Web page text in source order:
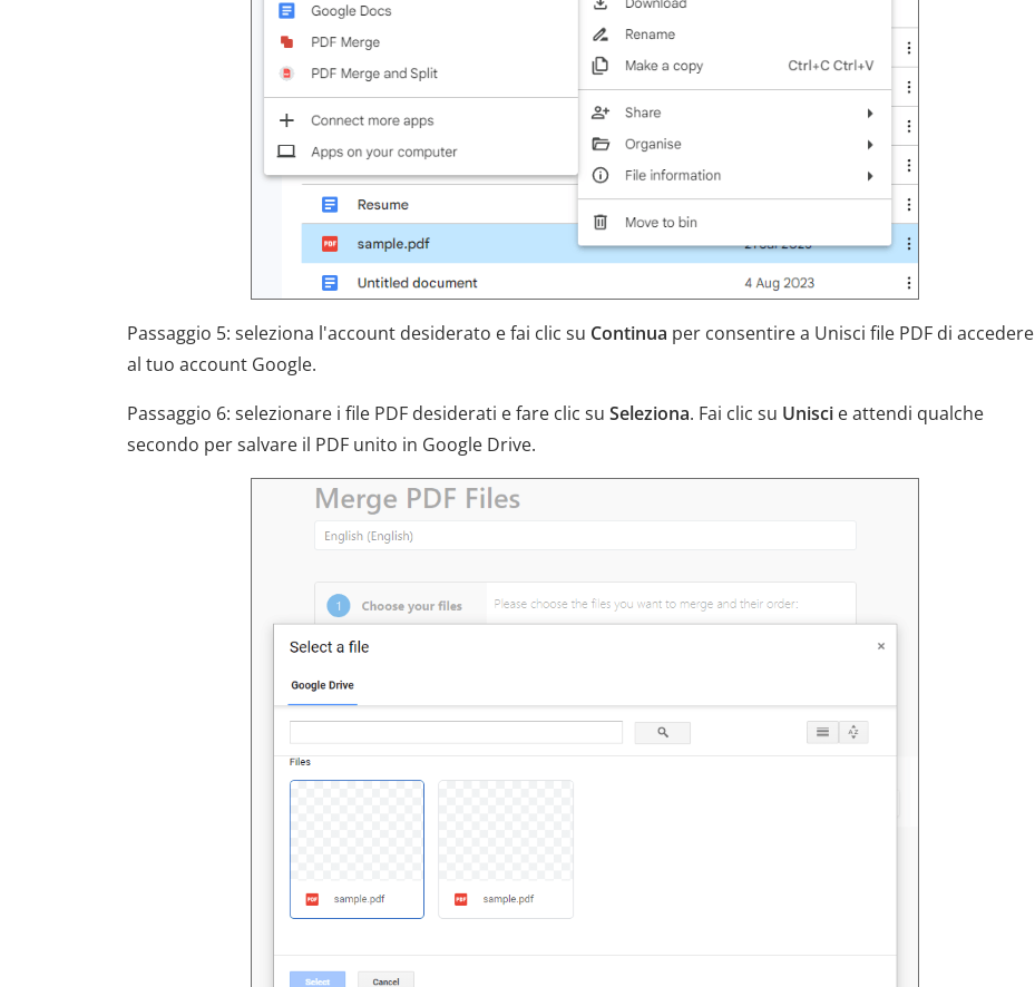
Passaggio 5: seleziona l'account desiderato e fai clic su Continua per consentire a Unisci file PDF di accedere
al tuo account Google.
Passaggio 6: selezionare i file PDF desiderati e fare clic su Seleziona. Fai clic su Unisci e attendi qualche
secondo per salvare il PDF unito in Google Drive.